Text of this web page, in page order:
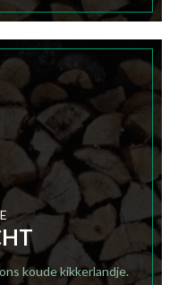
koude kikkerlandje.